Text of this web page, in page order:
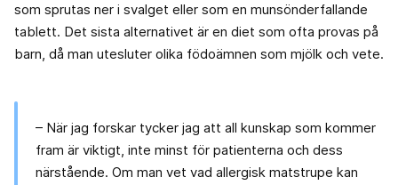
som sprutas ner i svalget eller som en munsönderfallande
tablett. Det sista alternativet är en diet som ofta provas på
barn, då man utesluter olika födoämnen som mjölk och vete.
– När jag forskar tycker jag att all kunskap som kommer
fram är viktigt, inte minst för patienterna och dess
närstående. Om man vet vad allergisk matstrupe kan